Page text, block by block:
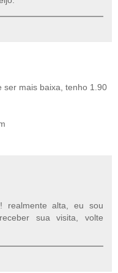
ser mais baixa, tenho 1.90
realmente alta, eu sou
sua visita, volte